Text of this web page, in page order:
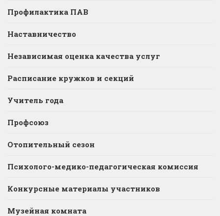
Профилактика ПАВ
Наставничество
Независимая оценка качества услуг
Расписание кружков и секций
Учитель года
Профсоюз
Отопительный сезон
Психолого-медико-педагогическая комиссия
Конкурсные материалы участников
Музейная комната